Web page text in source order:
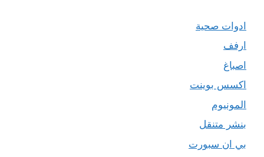
ادوات صحية
ارفف
اصباغ
اكسس بوينت
المونيوم
بنشر متنقل
بي ان سبورت